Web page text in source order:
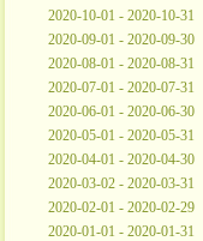
2020-10-01 - 2020-10-31
2020-09-01 - 2020-09-30
2020-08-01 - 2020-08-31
2020-07-01 - 2020-07-31
2020-06-01 - 2020-06-30
2020-05-01 - 2020-05-31
2020-04-01 - 2020-04-30
2020-03-02 - 2020-03-31
2020-02-01 - 2020-02-29
2020-01-01 - 2020-01-31